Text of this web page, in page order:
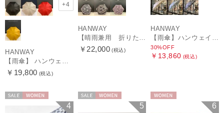
+4
HANWAY
【雨傘】 ハンウェイ （HANWAY） Couturier クチュリエ 長傘 日本製
￥19,800 (税込)
HANWAY
【晴雨兼用 折りたたみ日傘】ハンウェイ（ＨＡＮＷＡＹ）Vestido de frida（べスティード・デ・フリーダ）
￥22,000 (税込)
HANWAY
【雨傘】ハンウェイ (HANWAY) Lily CJ（リリー・シー・ジェー） 日本製 親骨：51～55cm
30%OFF
￥13,860 (税込)
4 5 6